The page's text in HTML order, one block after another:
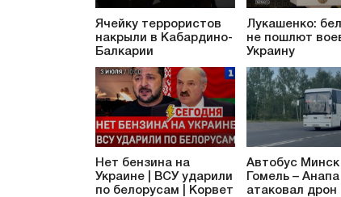
Ячейку террористов
накрыли в Кабардино-
Балкарии
Лукашенко:
не пошлют
Украину
Нет бензина на
Украине | ВСУ ударили
по белорусам | Корвет
Автобус Минск
Гомель – Анапа
атаковал дрон